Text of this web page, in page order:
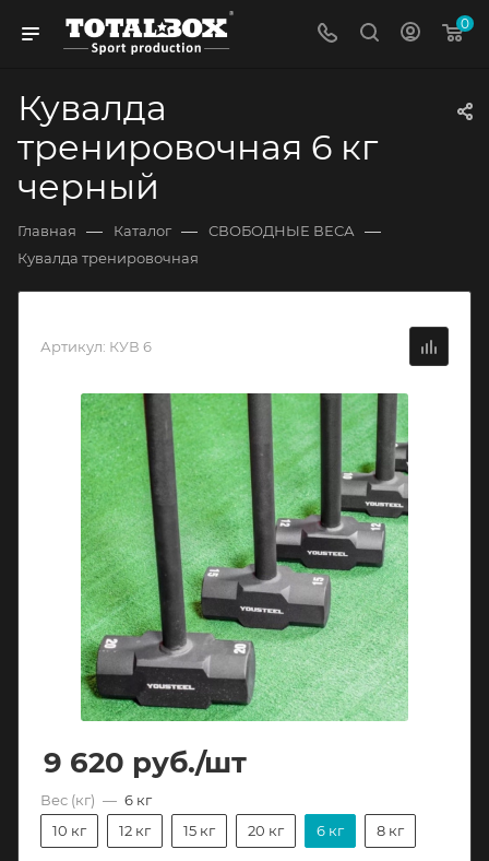
0
Кувалда
тренировочная 6 кг
черный
Главная — Каталог — СВОБОДНЫЕ ВЕСА —
Кувалда тренировочная
Артикул: КУВ 6
9 620 руб./шт
Вес (кг) — 6 кг
10 кг
12 кг 15 кг 20 кг 6 кг 8 кг